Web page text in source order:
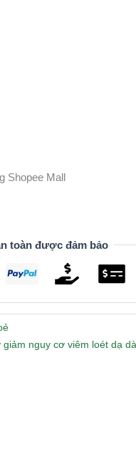
Shopee Mall
toàn được đảm bảo
giảm nguy cơ viêm loét dạ